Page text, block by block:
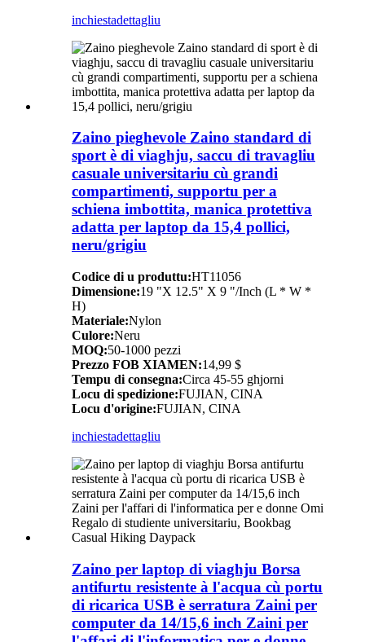
inchiestadettagliu
Zaino pieghevole Zaino standard di
sport è di viaghju, saccu di travagliu
casuale universitariu cù grandi
compartimenti, supportu per a
schiena imbottita, manica protettiva
adatta per laptop da 15,4 pollici,
neru/grigiu
Codice di u produttu:HT11056
Dimensione:19 "X 12.5" X 9 "/Inch (L * W *
H)
Materiale:Nylon
Culore:Neru
MOQ:50-1000 pezzi
Prezzo FOB XIAMEN:14,99 $
Tempu di consegna:Circa 45-55 ghjorni
Locu di spedizione:FUJIAN, CINA
Locu d'origine:FUJIAN, CINA
inchiestadettagliu
Zaino per laptop di viaghju Borsa
antifurtu resistente à l'acqua cù portu
di ricarica USB è serratura Zaini per
computer da 14/15,6 inch Zaini per